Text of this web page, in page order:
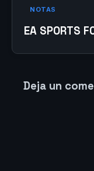
NOTAS
EA SPORTS
Deja un